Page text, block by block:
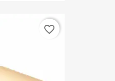
favorite_border